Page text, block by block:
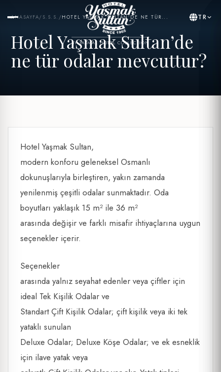
BY YASMAK HOTEL COLLECTION
TR
ANASAYFA/ S.S.S. /HOTEL YAŞMAK SULTAN’DE NE TÜR...
Hotel Yaşmak Sultan’de
ne tür odalar mevcuttur?
Hotel Yaşmak Sultan,
modern konforu geleneksel Osmanlı
dokunuşlarıyla birleştiren, yakın zamanda
yenilenmiş çeşitli odalar sunmaktadır. Oda
boyutları yaklaşık 15 m² ile 36 m²
arasında değişir ve farklı misafir ihtiyaçlarına uygun
seçenekler içerir.
Seçenekler
arasında yalnız seyahat edenler veya çiftler için
ideal Tek Kişilik Odalar ve
Standart Çift Kişilik Odalar; çift kişilik veya iki tek
yataklı sunulan
Deluxe Odalar; Deluxe Köşe Odalar; ve ek esneklik
için ilave yatak veya